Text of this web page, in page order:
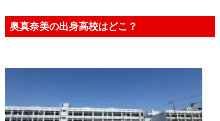
奥真奈美の出身高校はどこ？